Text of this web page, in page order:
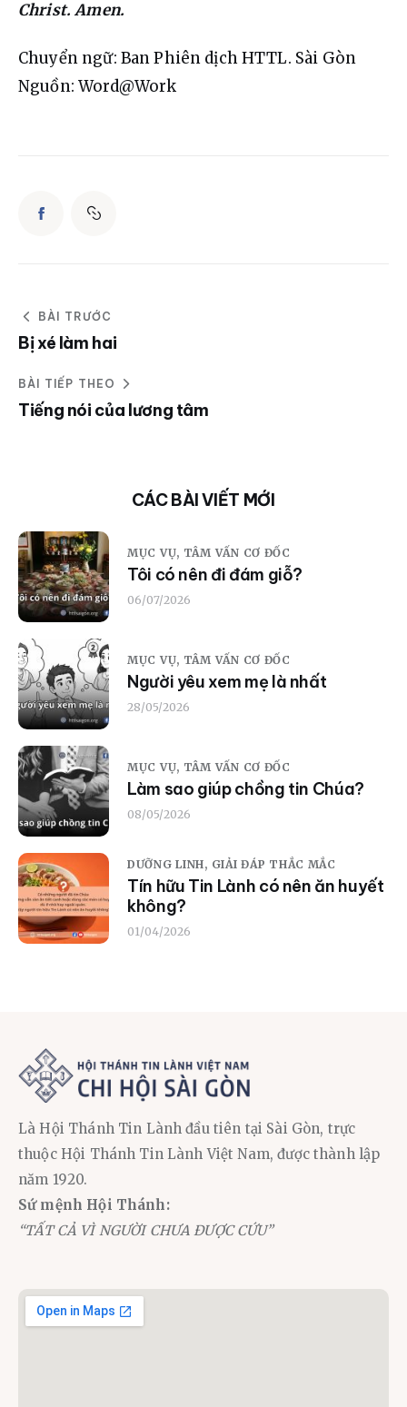
Christ. Amen.
Chuyển ngữ: Ban Phiên dịch HTTL. Sài Gòn
Nguồn: Word@Work
BÀI TRƯỚC
Bị xé làm hai
BÀI TIẾP THEO
Tiếng nói của lương tâm
CÁC BÀI VIẾT MỚI
MỤC VỤ, TÂM VẤN CƠ ĐỐC
Tôi có nên đi đám giỗ?
06/07/2026
MỤC VỤ, TÂM VẤN CƠ ĐỐC
Người yêu xem mẹ là nhất
28/05/2026
MỤC VỤ, TÂM VẤN CƠ ĐỐC
Làm sao giúp chồng tin Chúa?
08/05/2026
DƯỠNG LINH, GIẢI ĐÁP THẮC MẮC
Tín hữu Tin Lành có nên ăn huyết
không?
01/04/2026
Là Hội Thánh Tin Lành đầu tiên tại Sài Gòn, trực
thuộc Hội Thánh Tin Lành Việt Nam, được thành lập
năm 1920.
Sứ mệnh Hội Thánh:
“TẤT CẢ VÌ NGƯỜI CHƯA ĐƯỢC CỨU”